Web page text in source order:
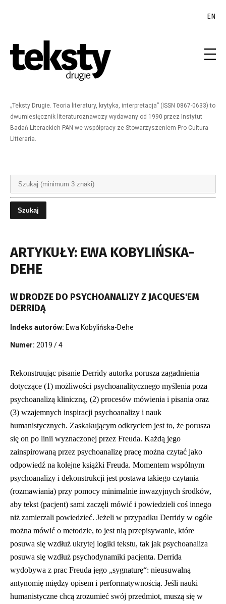
EN
„Teksty Drugie. Teoria literatury, krytyka, interpretacja” (ISSN 0867-0633) to
dwumiesięcznik literaturoznawczy wydawany od 1990 przez Instytut
Badań Literackich PAN we współpracy ze Stowarzyszeniem Pro Cultura
Litteraria.
ARTYKUŁY: EWA KOBYLIŃSKA-
DEHE
W DRODZE DO PSYCHOANALIZY Z JACQUES'EM
DERRIDĄ
Indeks autorów: Ewa Kobylińska-Dehe
Numer: 2019 / 4
Rekonstruując pisanie Derridy autorka porusza zagadnienia
dotyczące (1) możliwości psychoanalitycznego myślenia poza
psychoanalizą kliniczną, (2) procesów mówienia i pisania oraz
(3) wzajemnych inspiracji psychoanalizy i nauk
humanistycznych. Zaskakującym odkryciem jest to, że porusza
się on po linii wyznaczonej przez Freuda. Każdą jego
zainspirowaną przez psychoanalizę pracę można czytać jako
odpowiedź na kolejne książki Freuda. Momentem wspólnym
psychoanalizy i dekonstrukcji jest postawa takiego czytania
(rozmawiania) przy pomocy minimalnie inwazyjnych środków,
aby tekst (pacjent) sami zaczęli mówić i powiedzieli coś innego
niż zamierzali powiedzieć. Jeżeli w przypadku Derridy w ogóle
można mówić o metodzie, to jest nią przepisywanie, które
posuwa się wzdłuż ukrytej logiki tekstu, tak jak psychoanaliza
posuwa się wzdłuż psychodynamiki pacjenta. Derrida
wydobywa z prac Freuda jego „sygnaturę“: nieusuwalną
antynomię między opisem i performatywnością. Jeśli nauki
humanistyczne chcą zrozumieć swój przedmiot, muszą się w